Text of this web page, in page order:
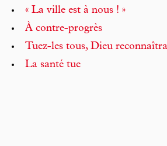
« La ville est à nous ! »
À contre-progrès
Tuez-les tous, Dieu
La santé tue